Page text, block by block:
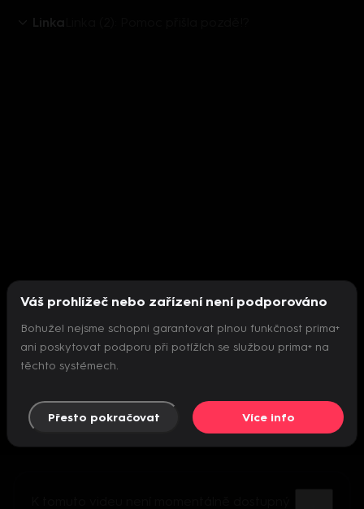
Linka
Nepodařilo se inicializovat přehrávač
Váš prohlížeč nebo zařízení není podporováno
Bohužel nejsme schopni garantovat plnou funkčnost prima+
ani poskytovat podporu při potížích se službou prima+ na
těchto systémech.
Přesto pokračovat Více info